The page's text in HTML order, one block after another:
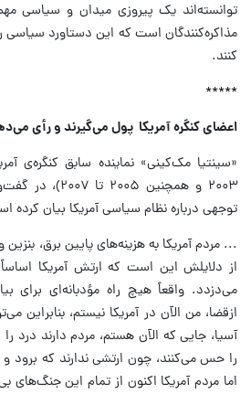
توانسته‌اند یک پیروزی میدان و سیاسی
مذاکره‌کنندگان است که این دستاورد سیاسی
کنند.
*****
اعضای کنگره آمریکا پول می‌گیرند و رأی
۲۰۰۳ و همچنین
توجهی درباره نظام سیاسی آمریکا بیان کرده
... مردم آمریکا به هزینه‌های پایین برق،
از دلایلش این است که ارتش آمریکا
می‌دزدد. واقعاً هیچ راه مؤدبانه‌ای برای
ازقضا، من الآن در آمریکا نیستم، بنابراین
آسیا، جایی که الآن هستم، مردم دارند درد
را حس می‌کنند، چون ارتشی ندارند که برود و
اما مردم آمریکا اکنون از تمام این